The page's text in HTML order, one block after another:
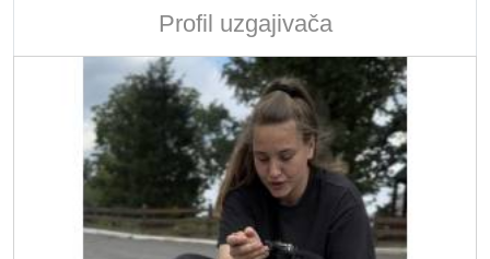
Profil uzgajivača